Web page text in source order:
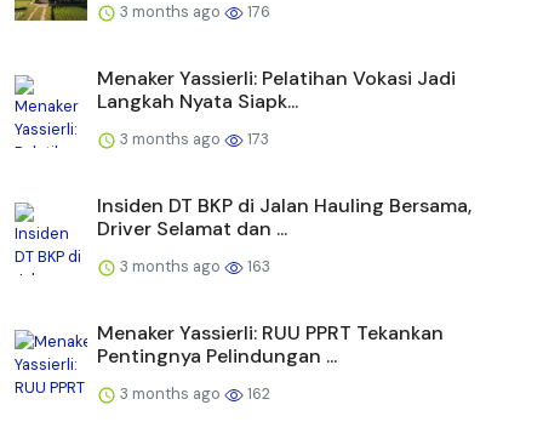
3 months ago 176
Menaker Yassierli: Pelatihan Vokasi Jadi
Langkah Nyata Siapk...
3 months ago 173
Insiden DT BKP di Jalan Hauling Bersama,
Driver Selamat dan ...
3 months ago 163
Menaker Yassierli: RUU PPRT Tekankan
Pentingnya Pelindungan ...
3 months ago 162